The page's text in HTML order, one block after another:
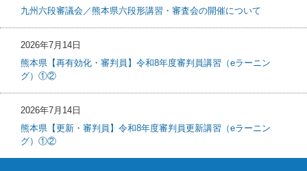
九州六段審議会／熊本県六段形講習・審査会の開催について
2026年7月14日
熊本県【再有効化・審判員】令和8年度審判員講習（eラーニン
グ）①②
2026年7月14日
熊本県【更新・審判員】令和8年度審判員更新講習（eラーニン
グ）①②